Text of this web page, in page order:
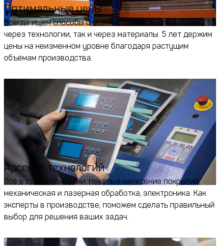
Оптимальные цены
Всегда ищем способы снизить стоимость для вас как
через технологии, так и через материалы. 5 лет держим
цены на неизменном уровне благодаря растущим
объёмам производства.
Арсенал технологий
Всё в одной компании: печать и нанесение покрытий,
механическая и лазерная обработка, электроника. Как
эксперты в производстве, поможем сделать правильный
выбор для решения ваших задач.